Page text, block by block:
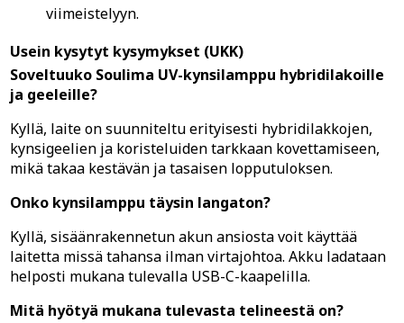
viimeistelyyn.
Usein kysytyt kysymykset (UKK)
Soveltuuko Soulima UV-kynsilamppu hybridilakoille
ja geeleille?
Kyllä, laite on suunniteltu erityisesti hybridilakkojen,
kynsigeelien ja koristeluiden tarkkaan kovettamiseen,
mikä takaa kestävän ja tasaisen lopputuloksen.
Onko kynsilamppu täysin langaton?
Kyllä, sisäänrakennetun akun ansiosta voit käyttää
laitetta missä tahansa ilman virtajohtoa. Akku ladataan
helposti mukana tulevalla USB-C-kaapelilla.
Mitä hyötyä mukana tulevasta telineestä on?